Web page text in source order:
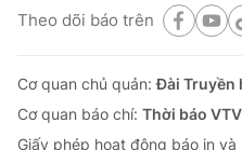
Theo dõi báo trên
Cơ quan chủ quản:Đài Truyền
Cơ quan báo chí: Thời báo VTV
Giấy phép hoạt động báo in